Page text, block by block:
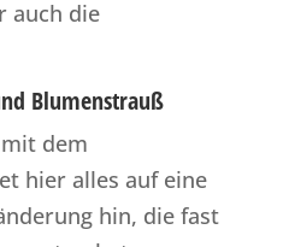
auch die
Blumenstrauß
dem
hier alles auf eine
hin, die fast